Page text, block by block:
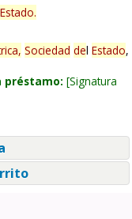
Estado.
Sociedad del Estado,
préstamo: Signatura